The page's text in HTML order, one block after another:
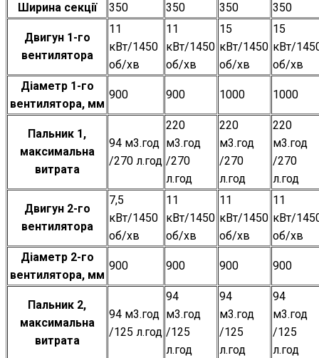
Ширина секції
350 350 350 350
Двигун 1-го
вентилятора
11
кВт/1450
об/хв
11
кВт/1450
об/хв
15
кВт/1450
об/хв
15
кВт/
об/хв
Діаметр 1-го
вентилятора, мм
900 900 1000 1000
Пальник 1,
максимальна
витрата
94 м3.год
/270 л.год
220
м3.год
/270
л.год
220
м3.год
/270
л.год
220
м3.год
/270
л.год
Двигун 2-го
вентилятора
7,5
кВт/1450
об/хв
11
кВт/1450
об/хв
11
кВт/1450
об/хв
11
кВт/
об/хв
Діаметр 2-го
вентилятора, мм
900 900 900 900
Пальник 2,
максимальна
витрата
94 м3.год
/125 л.год
94
м3.год
/125
л.год
94
м3.год
/125
л.год
94
м3.год
/125
л.год